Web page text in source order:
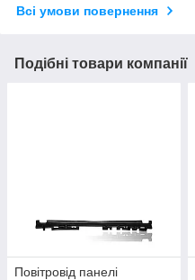
Всі умови повернення
Подібні товари компанії
Повітровід панелі